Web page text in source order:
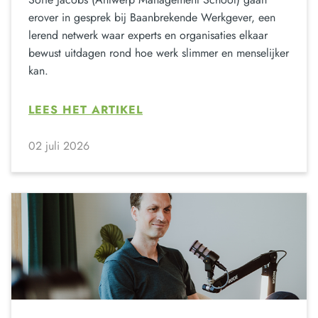
erover in gesprek bij Baanbrekende Werkgever, een
lerend netwerk waar experts en organisaties elkaar
bewust uitdagen rond hoe werk slimmer en menselijker
kan.
LEES HET ARTIKEL
02 juli 2026